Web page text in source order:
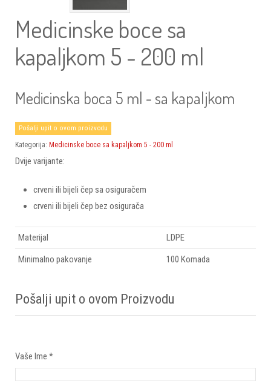
Medicinske boce sa
kapaljkom 5 - 200 ml
Medicinska boca 5 ml - sa kapaljkom
Pošalji upit o ovom proizvodu
Kategorija: Medicinske boce sa kapaljkom 5 - 200 ml
Dvije varijante:
crveni ili bijeli čep sa osiguračem
crveni ili bijeli čep bez osigurača
Materijal
LDPE
Minimalno pakovanje
100 Komada
Pošalji upit o ovom Proizvodu
Vaše Ime *